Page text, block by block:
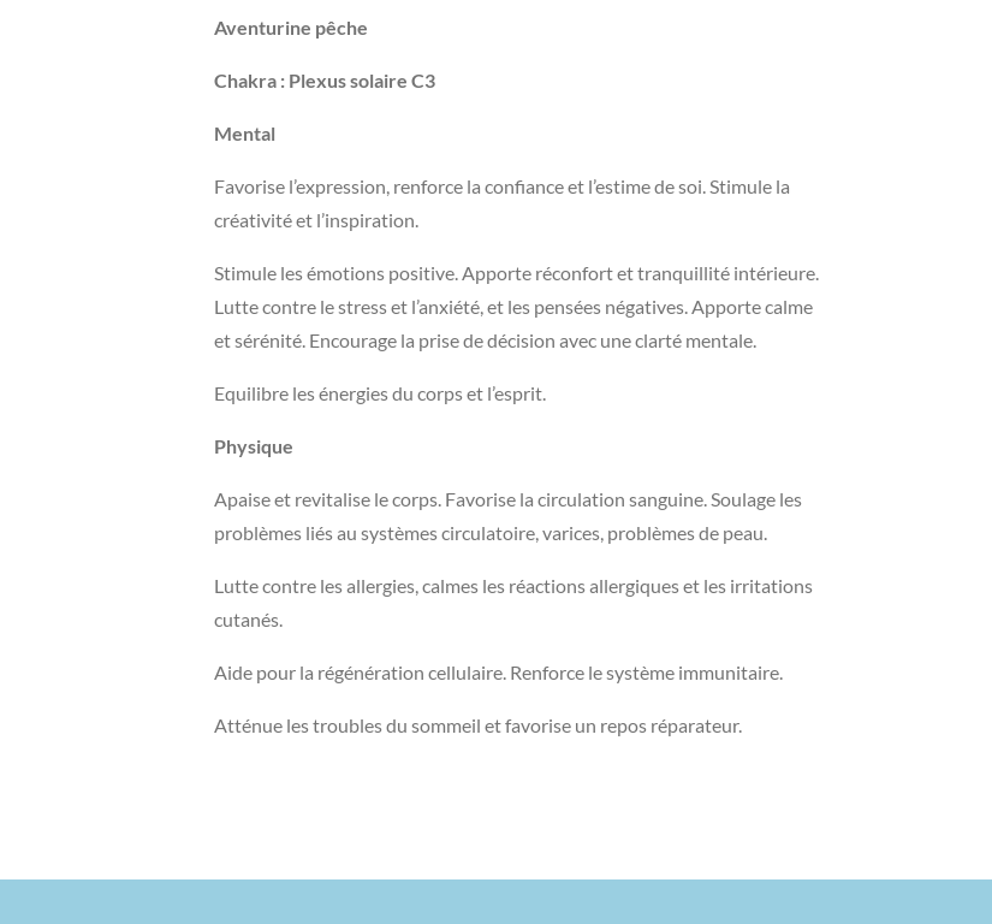
Aventurine pêche
Chakra : Plexus solaire C3
Mental
Favorise l’expression, renforce la confiance et l’estime de soi. Stimule la
créativité et l’inspiration.
Stimule les émotions positive. Apporte réconfort et tranquillité intérieure.
Lutte contre le stress et l’anxiété, et les pensées négatives. Apporte calme
et sérénité. Encourage la prise de décision avec une clarté mentale.
Equilibre les énergies du corps et l’esprit.
Physique
Apaise et revitalise le corps. Favorise la circulation sanguine. Soulage les
problèmes liés au systèmes circulatoire, varices, problèmes de peau.
Lutte contre les allergies, calmes les réactions allergiques et les irritations
cutanés.
Aide pour la régénération cellulaire. Renforce le système immunitaire.
Atténue les troubles du sommeil et favorise un repos réparateur.